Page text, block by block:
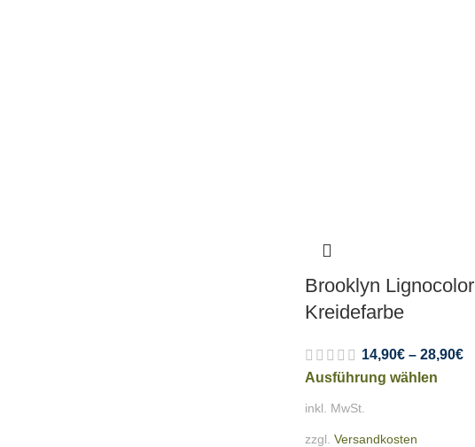
Brooklyn Lignocolor
Kreidefarbe
14,90€– 28,90€
Ausführung wählen
inkl. MwSt.
zzgl. Versandkosten